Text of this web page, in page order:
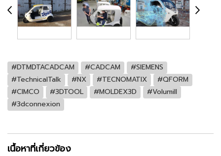
#DTMDTACADCAM #CADCAM
#SIEMENS
#TechnicalTalk
#NX #TECNOMATIX
#QFORM
#CIMCO
#3DTOOL #MOLDEX3D
#Volumill
#3dconnexion
เนื้อหาที่เกี่ยวข้อง